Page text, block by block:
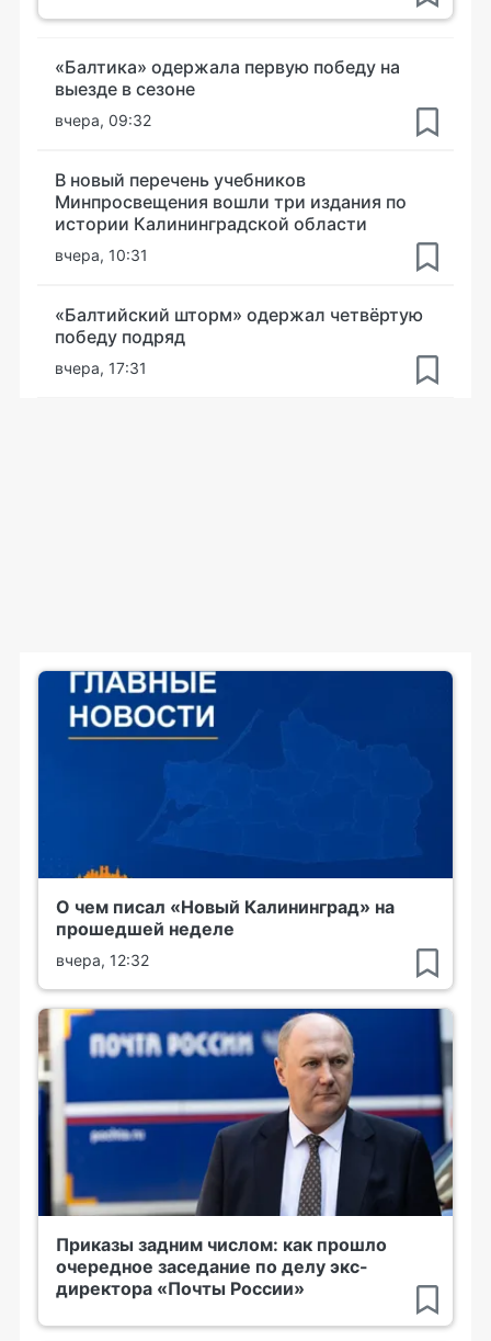
«Балтика» одержала первую победу на
выезде в сезоне
вчера, 09:32
В новый перечень учебников
Минпросвещения вошли три издания по
истории Калининградской области
вчера, 10:31
«Балтийский шторм» одержал четвёртую
победу подряд
вчера, 17:31
О чем писал «Новый Калининград» на
прошедшей неделе
вчера, 12:32
Приказы задним числом: как прошло
очередное заседание по делу экс-
директора «Почты России»